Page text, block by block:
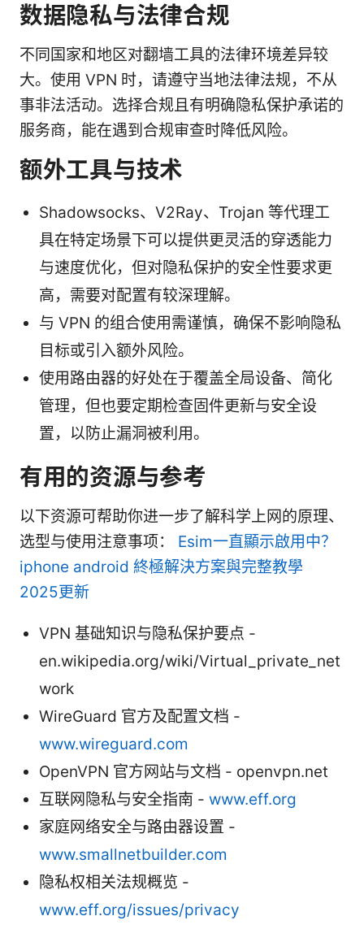
数据隐私与法律合规
不同国家和地区对翻墙工具的法律环境差异较
大。使用 VPN 时，请遵守当地法律法规，不从
事非法活动。选择合规且有明确隐私保护承诺的
服务商，能在遇到合规审查时降低风险。
额外工具与技术
Shadowsocks、V2Ray、Trojan 等代理工
具在特定场景下可以提供更灵活的穿透能力
与速度优化，但对隐私保护的安全性要求更
高，需要对配置有较深理解。
与 VPN 的组合使用需谨慎，确保不影响隐私
目标或引入额外风险。
使用路由器的好处在于覆盖全局设备、简化
管理，但也要定期检查固件更新与安全设
置，以防止漏洞被利用。
有用的资源与参考
以下资源可帮助你进一步了解科学上网的原理、
选型与使用注意事项： Esim一直顯示啟用中？
iphone android 終極解決方案與完整教學
2025更新
VPN 基础知识与隐私保护要点 -
en.wikipedia.org/wiki/Virtual_private_net
work
WireGuard 官方及配置文档 -
www.wireguard.com
OpenVPN 官方网站与文档 - openvpn.net
互联网隐私与安全指南 - www.eff.org
家庭网络安全与路由器设置 -
www.smallnetbuilder.com
隐私权相关法规概览 -
www.eff.org/issues/privacy